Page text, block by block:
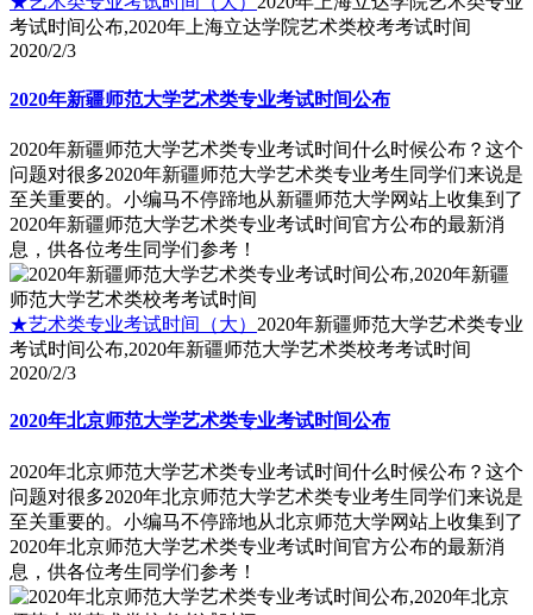
考试时间公布,2020年上海立达学院艺术类校考考试时间
2020/2/3
2020年新疆师范大学艺术类专业考试时间公布
2020年新疆师范大学艺术类专业考试时间什么时候公布？这个
问题对很多2020年新疆师范大学艺术类专业考生同学们来说是
至关重要的。小编马不停蹄地从新疆师范大学网站上收集到了
2020年新疆师范大学艺术类专业考试时间官方公布的最新消
息，供各位考生同学们参考！
★艺术类专业考试时间（大） 2020年新疆师范大学艺术类专业
考试时间公布,2020年新疆师范大学艺术类校考考试时间
2020/2/3
​2020年北京师范大学艺术类专业考试时间公布
2020年北京师范大学艺术类专业考试时间什么时候公布？这个
问题对很多2020年北京师范大学艺术类专业考生同学们来说是
至关重要的。小编马不停蹄地从北京师范大学网站上收集到了
2020年北京师范大学艺术类专业考试时间官方公布的最新消
息，供各位考生同学们参考！